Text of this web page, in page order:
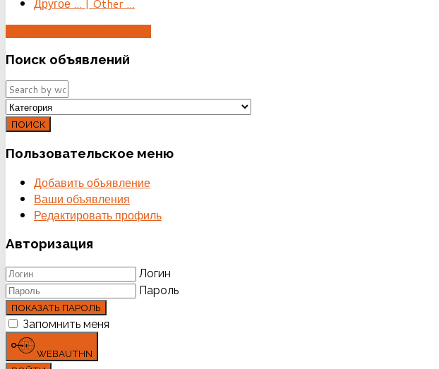
Поиск объявлений
ПОИСК
Пользовательское меню
Добавить объявление
Ваши объявления
Редактировать профиль
Авторизация
Логин
Пароль
ПОКАЗАТЬ ПАРОЛЬ
Запомнить меня
WEBAUTHN